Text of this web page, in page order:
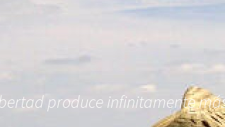
produce infinitamente